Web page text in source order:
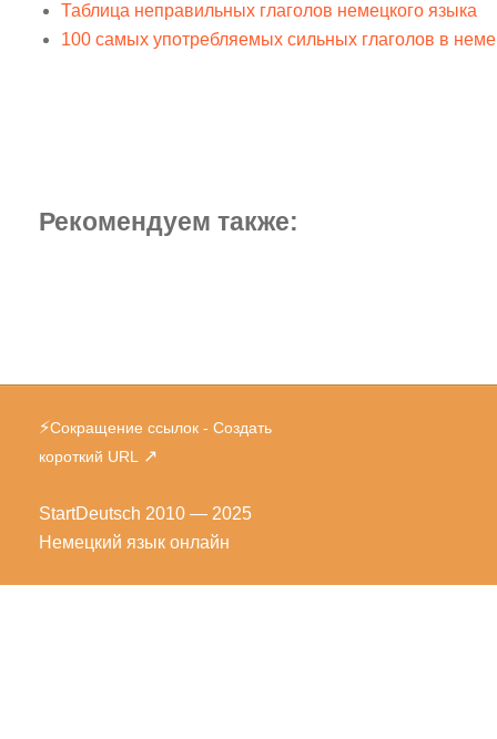
Таблица неправильных глаголов немецкого языка
100 самых употребляемых сильных глаголов в
Рекомендуем также:
⚡Сокращение ссылок - Создать
короткий URL ↗
StartDeutsch 2010 — 2025
Немецкий язык онлайн